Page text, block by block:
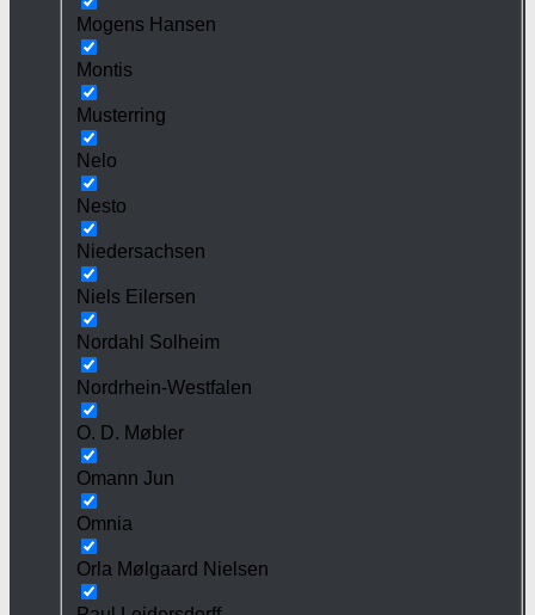
Mogens Hansen
Montis
Musterring
Nelo
Nesto
Niedersachsen
Niels Eilersen
Nordahl Solheim
Nordrhein-Westfalen
O. D. Møbler
Omann Jun
Omnia
Orla Mølgaard Nielsen